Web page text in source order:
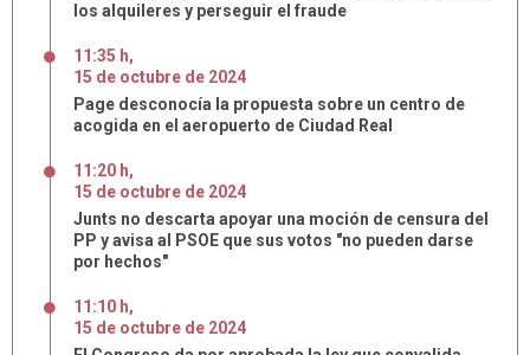
los alquileres y perseguir el fraude
11:35 h,
15 de octubre de 2024
Page desconocía la propuesta sobre un centro de
acogida en el aeropuerto de Ciudad Real
11:20 h,
15 de octubre de 2024
Junts no descarta apoyar una moción de censura del
PP y avisa al PSOE que sus votos "no pueden darse
por hechos"
11:10 h,
15 de octubre de 2024